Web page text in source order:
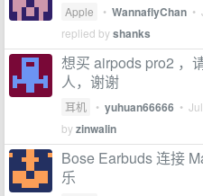
Apple • WannaflyChan •
replied byshanks
想买 airpods pro2 ，
人，谢谢
耳机 • yuhuan66666 •
byzinwalin
Bose Earbuds 连接
乐